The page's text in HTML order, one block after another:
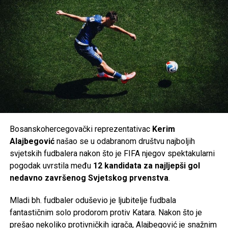
godine. Pizarro je ujedno i najstariji strijelac u historiji
Bundeslige, pogodivši mrežu protivnika sa40 godina i
227 dana.
Za Džeku bi povratak u Njemačku predstavljao novo veliko
poglavlje u bogatoj karijeri, nakon nastupa za Wolfsburg,
Manchester City, Romu, Inter, Fenerbahče i Fiorentinu.
Navijači Schalkea sada s nestrpljenjem čekaju da klub i
zvanično potvrdi dolazak jednog od najboljih napadača koje
je Bosna i Hercegovina ikada imala.
Share Post
Share
Tweet Share
Mail
Bosanskohercegovački reprezentativac Kerim
Alajbegovićnašao se u odabranom društvu najboljih
svjetskih fudbalera nakon što je FIFA njegov spektakularni
pogodak uvrstila među 12 kandidata za najljepši gol
nedavno završenog Svjetskog prvenstva.
Mladi bh. fudbaler oduševio je ljubitelje fudbala
fantastičnim solo prodorom protiv Katara. Nakon što je
prešao nekoliko protivničkih igrača, Alajbegović je snažnim